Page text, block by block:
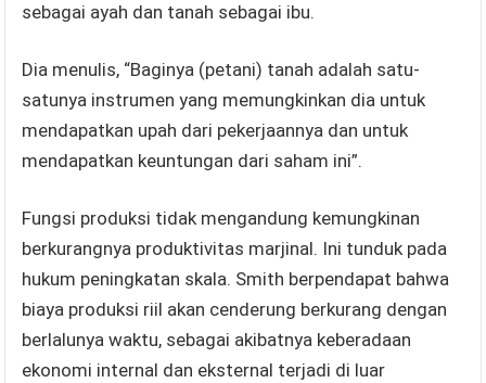
sebagai ayah dan tanah sebagai ibu.
Dia menulis, “Baginya (petani) tanah adalah satu-
satunya instrumen yang memungkinkan dia untuk
mendapatkan upah dari pekerjaannya dan untuk
mendapatkan keuntungan dari saham ini”.
Fungsi produksi tidak mengandung kemungkinan
berkurangnya produktivitas marjinal. Ini tunduk pada
hukum peningkatan skala. Smith berpendapat bahwa
biaya produksi riil akan cenderung berkurang dengan
berlalunya waktu, sebagai akibatnya keberadaan
ekonomi internal dan eksternal terjadi di luar